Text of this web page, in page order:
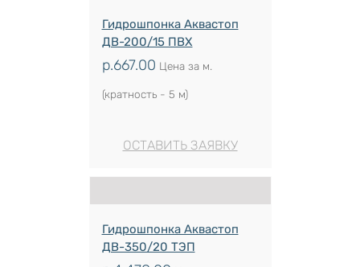
Гидрошпонка Аквастоп
ДВ-200/15 ПВХ
р.667.00 Цена за м.
(кратность - 5 м)
ОСТАВИТЬ ЗАЯВКУ
Гидрошпонка Аквастоп
ДВ-350/20 ТЭП